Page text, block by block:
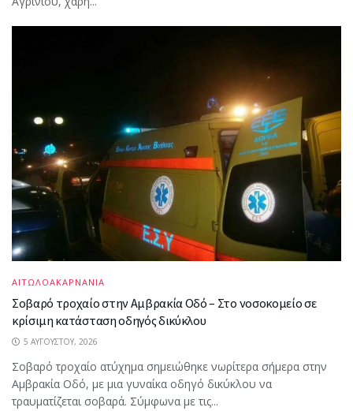
ΑΙΤΩΛΟΑΚΑΡΝΑΝΙΑ
Σοβαρό τροχαίο στην Αμβρακία Οδό – Στο νοσοκομείο σε
κρίσιμη κατάσταση οδηγός δικύκλου
5 ΑΥΓΟΎΣΤΟΥ, 2026
Σοβαρό τροχαίο ατύχημα σημειώθηκε νωρίτερα σήμερα στην
Αμβρακία Οδό, με μια γυναίκα οδηγό δικύκλου να
τραυματίζεται σοβαρά. Σύμφωνα με τις...